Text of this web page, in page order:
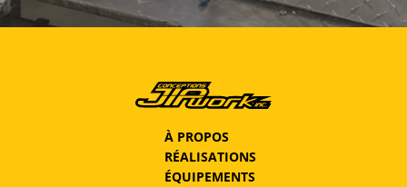
À PROPOS
RÉALISATIONS
ÉQUIPEMENTS